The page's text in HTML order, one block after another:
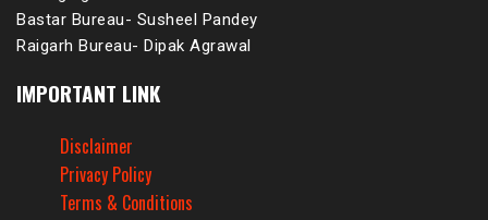
Bastar Bureau- Susheel Pandey
Raigarh Bureau- Dipak Agrawal
IMPORTANT LINK
Disclaimer
Privacy Policy
Terms & Conditions